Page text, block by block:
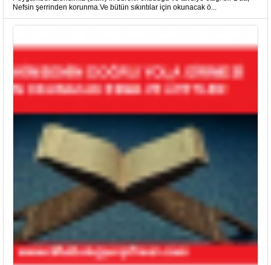
Nefsin şerrinden korunma.Ve bütün sıkıntılar için okunacak ö...